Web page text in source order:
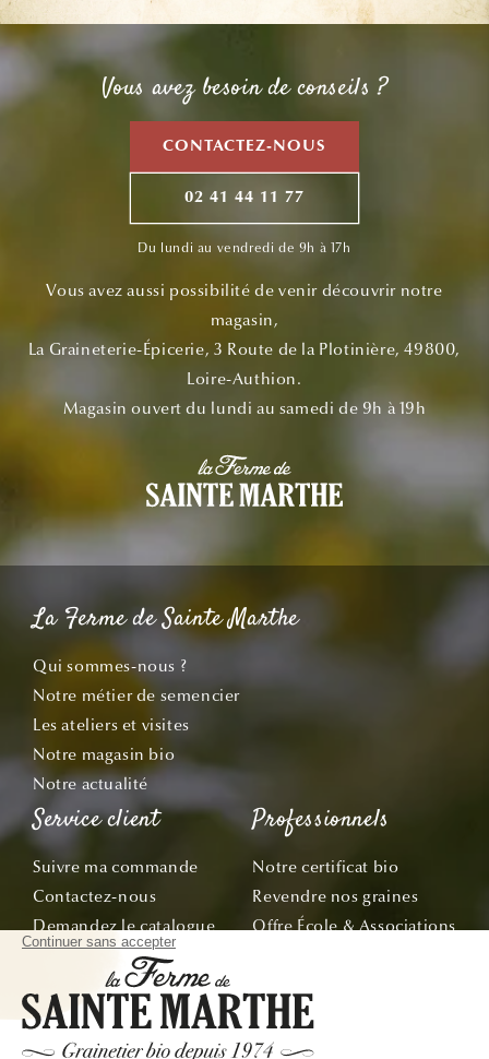
Vous avez besoin de conseils ?
CONTACTEZ-NOUS
02 41 44 11 77
Du lundi au vendredi de 9h à 17h
Vous avez aussi possibilité de venir découvrir notre
magasin,
La Graineterie-Épicerie, 3 Route de la Plotinière, 49800,
Loire-Authion.
Magasin ouvert du lundi au samedi de 9h à 19h
La Ferme de Sainte Marthe
Qui sommes-nous ?
Notre métier de semencier
Les ateliers et visites
Notre magasin bio
Notre actualité
Service client
Suivre ma commande
Contactez-nous
Demandez le catalogue
Bon de commande
Tous nos conseils
Professionnels
Notre certificat bio
Revendre nos graines
Offre École & Associations
Abonnez-vous